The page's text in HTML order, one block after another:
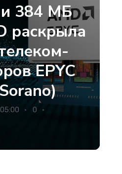
384 МБ
раскрыла
EPYC
0